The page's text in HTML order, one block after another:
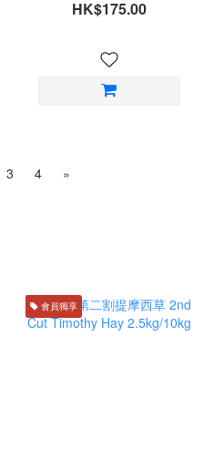
料1kg (兔仔/天竺鼠適用)
HK$175.00
3 4 »
會員獨享